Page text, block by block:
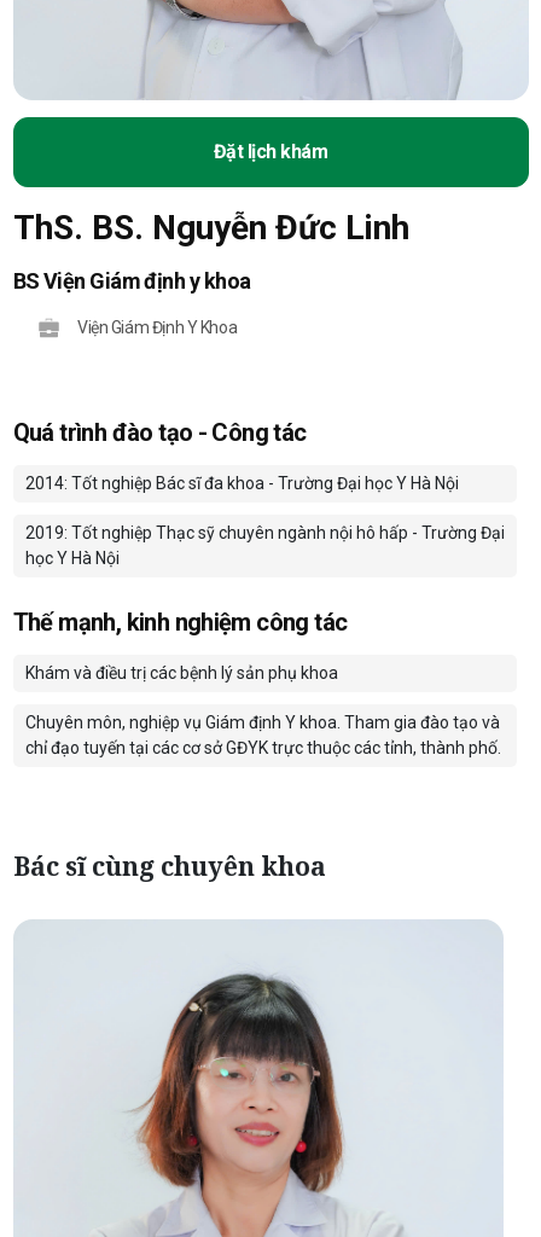
Đặt lịch khám
ThS. BS. Nguyễn Đức Linh
BS Viện Giám định y khoa
Viện Giám Định Y Khoa
Quá trình đào tạo - Công tác
2014: Tốt nghiệp Bác sĩ đa khoa - Trường Đại học Y Hà Nội
2019: Tốt nghiệp Thạc sỹ chuyên ngành nội hô hấp - Trường Đại
học Y Hà Nội
Thế mạnh, kinh nghiệm công tác
Khám và điều trị các bệnh lý sản phụ khoa
Chuyên môn, nghiệp vụ Giám định Y khoa. Tham gia đào tạo và
chỉ đạo tuyến tại các cơ sở GĐYK trực thuộc các tỉnh, thành phố.
Bác sĩ cùng chuyên khoa